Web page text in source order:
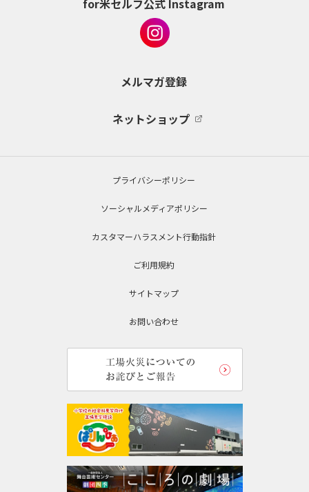
for米セルフ公式 Instagram
メルマガ登録
ネットショップ
プライバシーポリシー
ソーシャルメディアポリシー
カスタマーハラスメント行動指針
ご利用規約
サイトマップ
お問い合わせ